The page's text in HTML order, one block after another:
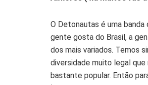
O Detonautas é uma
gente gosta do Brasil, a
dos mais variados. Temos
diversidade muito legal
bastante popular. Então